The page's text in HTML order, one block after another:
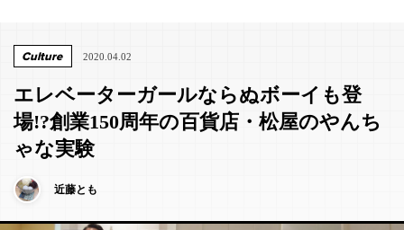
Culture 2020.04.02
エレベーターガールならぬボーイも登
場!?創業150周年の百貨店・松屋のやんち
ゃな実験
近藤とも